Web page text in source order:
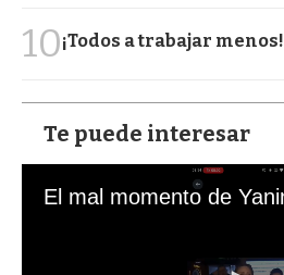
10¡Todos a trabajar menos!
Te puede interesar